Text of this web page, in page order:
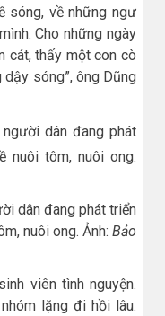
sóng, về những ngư
Cho những ngày
cát, thấy một con cò
sóng”, ông Dũng
dân đang phát triển
nuôi ong. Ảnh: Bảo
viên tình nguyện.
lặng đi hồi lâu.